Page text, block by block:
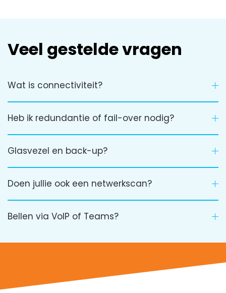
Veel gestelde vragen
Wat is connectiviteit?
Heb ik redundantie of fail-over nodig?
Glasvezel en back-up?
Doen jullie ook een netwerkscan?
Bellen via VoIP of Teams?